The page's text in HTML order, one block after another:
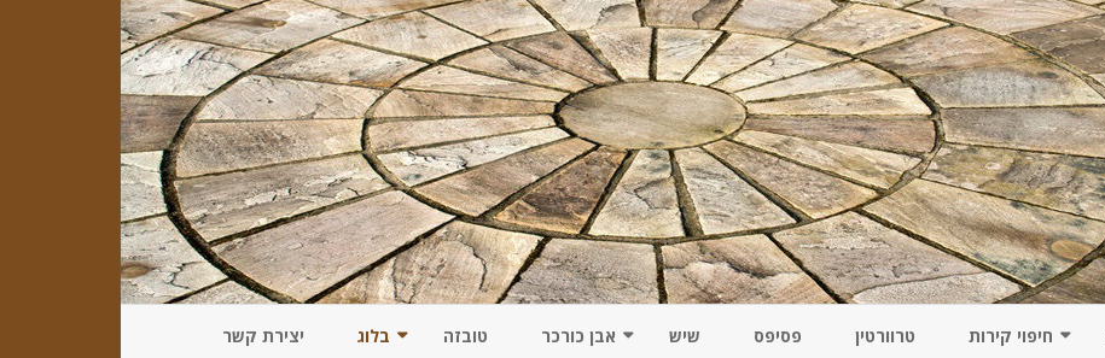
to חיפוי קירות טרוורטין פסיפס שיש אבן כורכר טובזה בלוג יצירת קשר